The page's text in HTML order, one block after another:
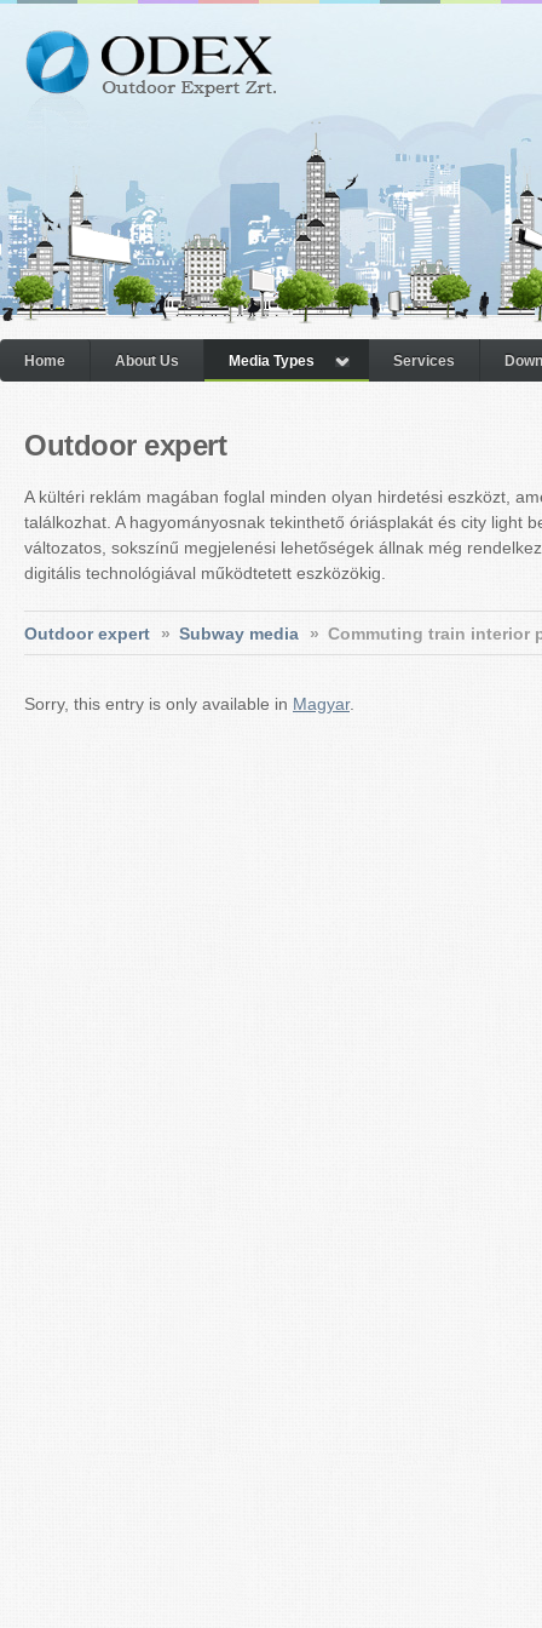
Home About Us Media Types Services
Outdoor expert
A kültéri reklám magában foglal minden olyan hirdetési eszközt,
találkozhat. A hagyományosnak tekinthető óriásplakát és city light
változatos, sokszínű megjelenési lehetőségek állnak még
digitális technológiával működtetett eszközökig.
Outdoor expert » Subway media » Commuting train interior
Sorry, this entry is only available in Magyar.